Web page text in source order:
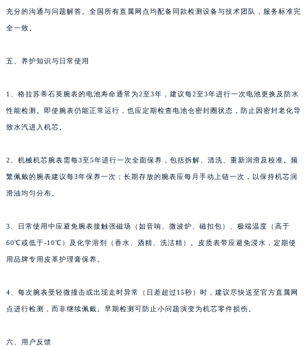
充分的沟通与问题解答。全国所有直属网点均配备同款检测设备与技术团队，服务标准完
全一致。
五、养护知识与日常使用
1、格拉苏蒂石英腕表的电池寿命通常为2至3年，建议每2至3年进行一次电池更换及防水
性能检测。即使腕表仍能正常运行，也应定期检查电池仓密封圈状态，防止因密封老化导
致水汽进入机芯。
2、机械机芯腕表需每3至5年进行一次全面保养，包括拆解、清洗、重新润滑及校准。频
繁佩戴的腕表建议每3年保养一次；长期存放的腕表应每月手动上链一次，以保持机芯润
滑油均匀分布。
3、日常使用中应避免腕表接触强磁场（如音响、微波炉、磁扣包）、极端温度（高于
60℃或低于-10℃）及化学溶剂（香水、酒精、洗洁精）。皮质表带应避免浸水，定期使
用品牌专用皮革护理膏保养。
4、每次腕表受轻微撞击或出现走时异常（日差超过15秒）时，建议尽快送至官方直属网
点进行检测，而非继续佩戴。早期检测可防止小问题演变为机芯零件损伤。
六、用户反馈